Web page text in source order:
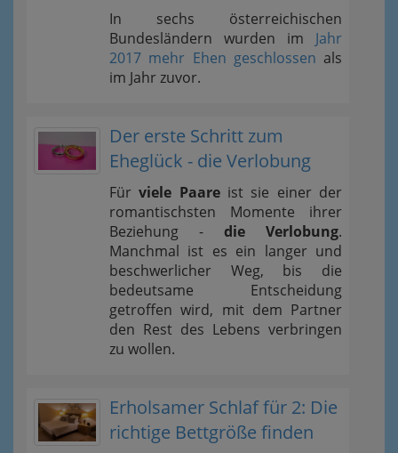
In sechs österreichischen
Bundesländern wurden im Jahr
2017 mehr Ehen geschlossen als
im Jahr zuvor.
Der erste Schritt zum
Eheglück - die Verlobung
Fürviele Paareist sie einer der
romantischsten Momente ihrer
Beziehung - die Verlobung.
Manchmal ist es ein langer und
beschwerlicher Weg, bis die
bedeutsame Entscheidung
getroffen wird, mit dem Partner
den Rest des Lebens verbringen
zu wollen.
Erholsamer Schlaf für 2: Die
richtige Bettgröße finden